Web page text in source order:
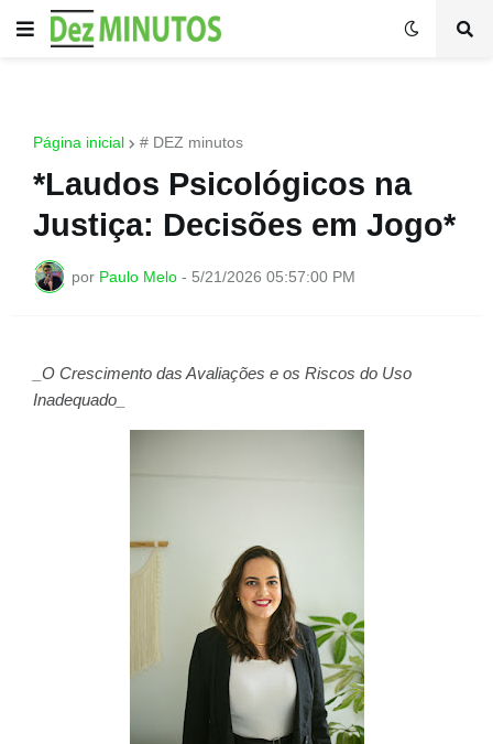
Página inicial # DEZ minutos
*Laudos Psicológicos na
Justiça: Decisões em Jogo*
por Paulo Melo - 5/21/2026 05:57:00 PM
_O Crescimento das Avaliações e os Riscos do Uso
Inadequado_